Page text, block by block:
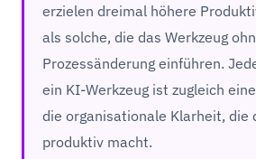
erzielen dreimal höhere
als solche, die das Werkzeug
Prozessänderung einführen.
ein KI-Werkzeug ist zugleich
die organisationale Klarheit, die
produktiv macht.